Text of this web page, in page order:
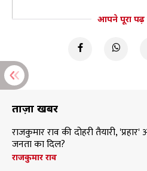
आपने पूरा पढ़
ताज़ा खबरें
राजकुमार राव की दोहरी तैयारी,
जनता का दिल?
राजकुमार राव